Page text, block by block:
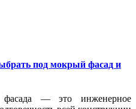
под мокрый фасад и
фасада — это инженерное